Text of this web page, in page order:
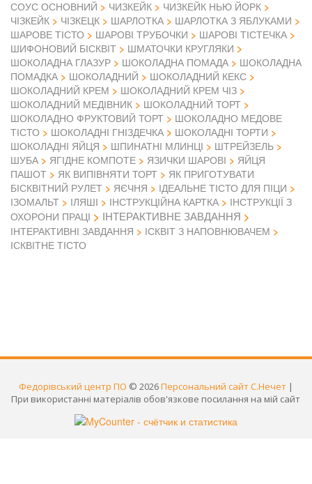
СОУС ОСНОВНИЙ
ЧИЗКЕЙК
ЧИЗКЕЙК НЬЮ ЙОРК
ЧІЗКЕЙК
ЧІЗКЕЦК ШАРЛОТКА
ШАРЛОТКА З ЯБЛУКАМИ
ШАРОВЕ ТІСТО
ШАРОВІ ТРУБОЧКИ
ШАРОВІ ТІСТЕЧКА
ШИФОНОВИЙ БІСКВІТ
ШМАТОЧКИ КРУГЛЯКИ
ШОКОЛАДНА ГЛАЗУР
ШОКОЛАДНА ПОМАДА
ШОКОЛАДНА
ПОМАДКА
ШОКОЛАДНИЙ
ШОКОЛАДНИЙ КЕКС
ШОКОЛАДНИЙ КРЕМ
ШОКОЛАДНИЙ КРЕМ ЧІЗ
ШОКОЛАДНИЙ МЕДІВНИК
ШОКОЛАДНИЙ ТОРТ
ШОКОЛАДНО ФРУКТОВИЙ ТОРТ
ШОКОЛАДНО МЕДОВЕ
ТІСТО
ШОКОЛАДНІ ГНІЗДЕЧКА
ШОКОЛАДНІ ТОРТИ
ШОКОЛАДНІ ЯЙЦЯ
ШПИНАТНІ МЛИНЦІ
ШТРЕЙЗЕЛЬ
ШУБА
ЯГІДНЕ КОМПОТЕ ЯЗИЧКИ ШАРОВІ
ЯЙЦЯ
ПАШОТ
ЯК ВИПІВНЯТИ ТОРТ
ЯК ПРИГОТУВАТИ
БІСКВІТНИЙ РУЛЕТ
ЯЄЧНЯ
ІДЕАЛЬНЕ ТІСТО ДЛЯ ПІЦИ
ІЗОМАЛЬТ
ІЛЯШІ ІНСТРУКЦІЙНА КАРТКА
ІНСТРУКЦІЇ З
ОХОРОНИ ПРАЦІ
ІНТЕРАКТИВНЕ ЗАВДАННЯ
ІНТЕРАКТИВНІ ЗАВДАННЯ
ІСКВІТ З НАПОВНЮВАЧЕМ
ІСКВІТНЕ ТІСТО
Федорівський центр ПО © 2026Персональний сайт С.Нечет |
При використанні матеріалів обов'язкове посилання на мій сайт